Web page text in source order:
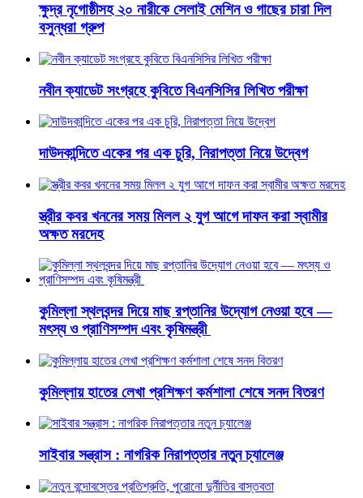
ক্ষুদ্র নৃগোষ্ঠীসহ ২০ নারীকে সেলাই মেশিন ও গাছের চারা দিল
বসুন্ধরা গ্রুপ
নবীন ক্যাডেট সংগ্রহে কুবিতে বিএনসিসির লিখিত পরীক্ষা
দাউদকান্দিতে একের পর এক চুরি, নিরাপত্তা নিয়ে উদ্বেগ
স্ত্রীর কবর খননের সময় মিলল ২ যুগ আগে দাফন করা স্বামীর
অক্ষত মরদেহ
কুমিল্লা স্থলবন্দর দিয়ে মাছ রপ্তানির উদ্যোগ নেওয়া হবে —
মৎস্য ও প্রাণিসম্পদ এবং কৃষিমন্ত্রী
কুমিল্লায় হাতের লেখা প্রশিক্ষণ কর্মশালা শেষে সনদ বিতরণ
সাইবার সন্ত্রাস : নাগরিক নিরাপত্তার নতুন চ্যালেঞ্জ